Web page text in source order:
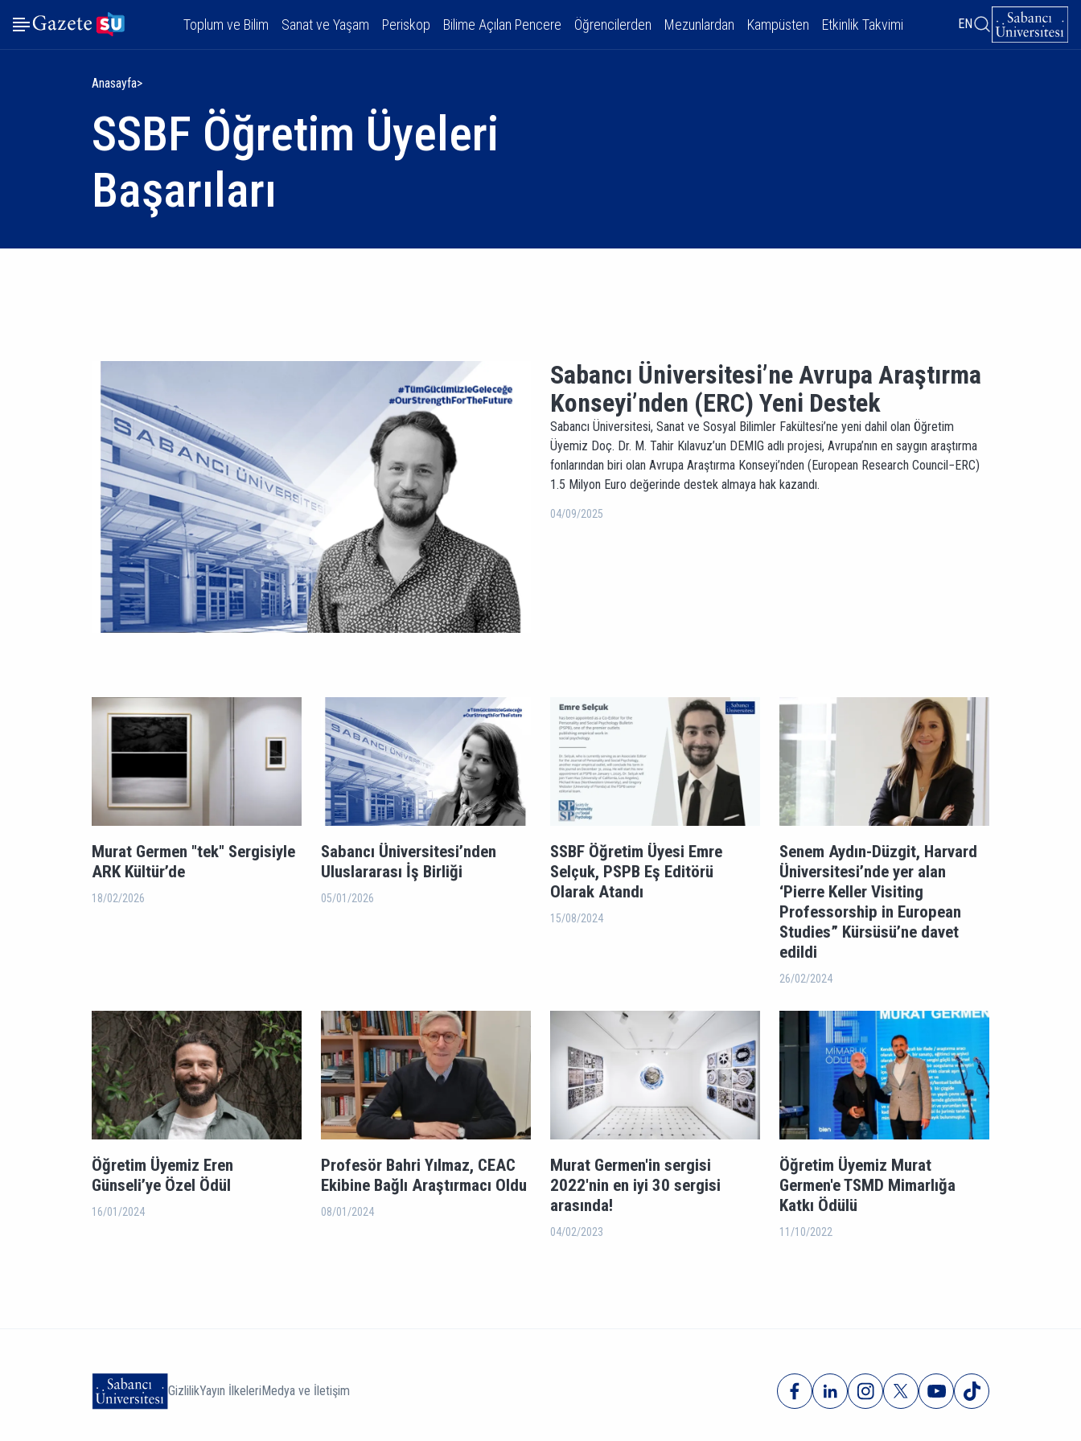
Toplum ve Bilim Sanat ve Yaşam Periskop Bilime Açılan Pencere Öğrencilerden Mezunlardan Kampüsten Etkinlik Takvimi EN
Anasayfa
SSBF Öğretim Üyeleri
Başarıları
Sabancı Üniversitesi’ne Avrupa Araştırma
Konseyi’nden (ERC) Yeni Destek
Sabancı Üniversitesi, Sanat ve Sosyal Bilimler Fakültesi’ne yeni dahil olan Öğretim
Üyemiz Doç. Dr. M. Tahir Kılavuz’un DEMIG adlı projesi, Avrupa’nın en saygın araştırma
fonlarından biri olan Avrupa Araştırma Konseyi’nden (European Research Council−ERC)
1.5 Milyon Euro değerinde destek almaya hak kazandı.
04/09/2025
Murat Germen "tek" Sergisiyle
ARK Kültür’de
18/02/2026
Sabancı Üniversitesi’nden
Uluslararası İş Birliği
05/01/2026
SSBF Öğretim Üyesi Emre
Selçuk, PSPB Eş Editörü
Olarak Atandı
15/08/2024
Senem Aydın-Düzgit, Harvard
Üniversitesi’nde yer alan
‘Pierre Keller Visiting
Professorship in European
Studies” Kürsüsü’ne davet
edildi
26/02/2024
Öğretim Üyemiz Eren
Günseli’ye Özel Ödül
16/01/2024
Profesör Bahri Yılmaz, CEAC
Ekibine Bağlı Araştırmacı Oldu
08/01/2024
Murat Germen'in sergisi
2022'nin en iyi 30 sergisi
arasında!
04/02/2023
Öğretim Üyemiz Murat
Germen'e TSMD Mimarlığa
Katkı Ödülü
11/10/2022
GizlilikYayın İlkeleriMedya ve İletişim